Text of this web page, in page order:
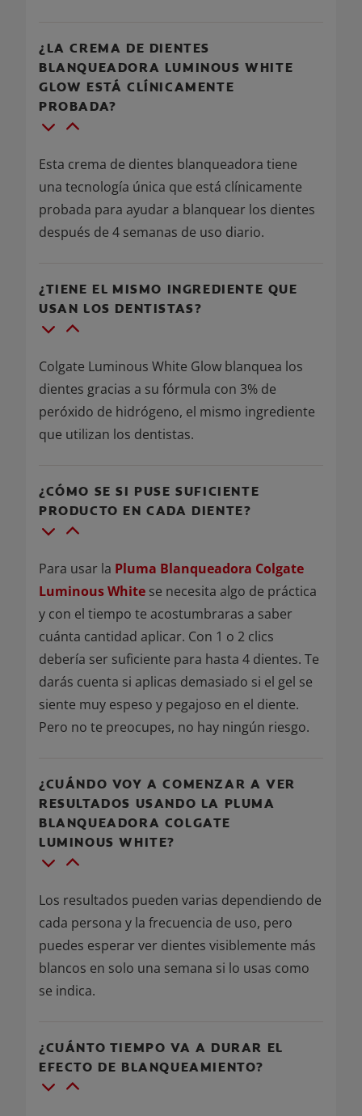
¿LA CREMA DE DIENTES
BLANQUEADORA LUMINOUS WHITE
GLOW ESTÁ CLÍNICAMENTE
PROBADA?
Esta crema de dientes blanqueadora tiene
una tecnología única que está clínicamente
probada para ayudar a blanquear los dientes
después de 4 semanas de uso diario.
¿TIENE EL MISMO INGREDIENTE QUE
USAN LOS DENTISTAS?
Colgate Luminous White Glow blanquea los
dientes gracias a su fórmula con 3% de
peróxido de hidrógeno, el mismo ingrediente
que utilizan los dentistas.
¿CÓMO SE SI PUSE SUFICIENTE
PRODUCTO EN CADA DIENTE?
Para usar la Pluma Blanqueadora Colgate
Luminous White se necesita algo de práctica
y con el tiempo te acostumbraras a saber
cuánta cantidad aplicar. Con 1 o 2 clics
debería ser suficiente para hasta 4 dientes. Te
darás cuenta si aplicas demasiado si el gel se
siente muy espeso y pegajoso en el diente.
Pero no te preocupes, no hay ningún riesgo.
¿CUÁNDO VOY A COMENZAR A VER
RESULTADOS USANDO LA PLUMA
BLANQUEADORA COLGATE
LUMINOUS WHITE?
Los resultados pueden varias dependiendo de
cada persona y la frecuencia de uso, pero
puedes esperar ver dientes visiblemente más
blancos en solo una semana si lo usas como
se indica.
¿CUÁNTO TIEMPO VA A DURAR EL
EFECTO DE BLANQUEAMIENTO?